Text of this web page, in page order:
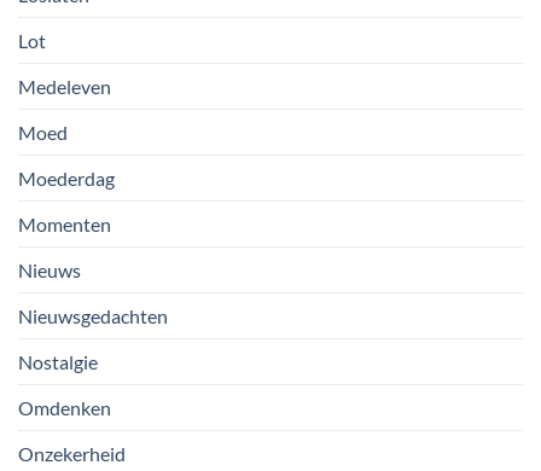
Lot
Medeleven
Moed
Moederdag
Momenten
Nieuws
Nieuwsgedachten
Nostalgie
Omdenken
Onzekerheid